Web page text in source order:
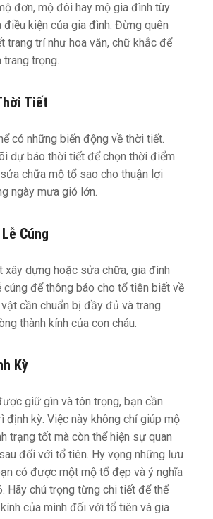
đơn, mộ đôi hay mộ gia đình tùy
điều kiện của gia đình. Đừng quên
trang trí như hoa văn, chữ khắc để
trọng.
Tiết
có những biến động về thời tiết.
dự báo thời tiết để chọn thời điểm
chữa mộ tổ sao cho thuận lợi
ngày mưa gió lớn.
Cúng
xây dựng hoặc sửa chữa, gia đình
cúng để thông báo cho tổ tiên biết về
vật cần chuẩn bị đầy đủ và trang
thành kính của con cháu.
Kỳ
giữ gìn và tôn trọng, bạn cần
định kỳ. Việc này không chỉ giúp mộ
trạng tốt mà còn thể hiện sự quan
đối với tổ tiên. Hy vọng những lưu
có được một mộ tổ đẹp và ý nghĩa
Hãy chú trọng từng chi tiết để thể
của mình đối với tổ tiên và gia